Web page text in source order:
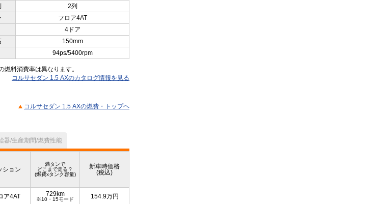
2列
フロア4AT
4ドア
150mm
94ps/5400rpm
料消費率は異なります。
コルサセダン 1.5 AXのカタログ情報を見る
コルサセダン 1.5 AXの燃費・トップヘ
器/生産期間/燃費性能
ション
満タンで
どこまで走る？
(燃費xタンク容量)
新車時価格
(税込)
ア4AT 729km
※10・15モード 154.9万円